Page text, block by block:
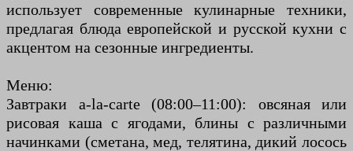
использует современные кулинарные техники,
предлагая блюда европейской и русской кухни с
акцентом на сезонные ингредиенты.
Меню:
Завтраки a-la-carte (08:00–11:00): овсяная или
рисовая каша с ягодами, блины с различными
начинками (сметана, мед, телятина, дикий лосось